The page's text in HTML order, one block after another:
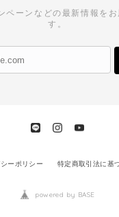
ペーンなどの最新情報をお
す。
ーポリシー 特定商取引法に基
powered by BASE